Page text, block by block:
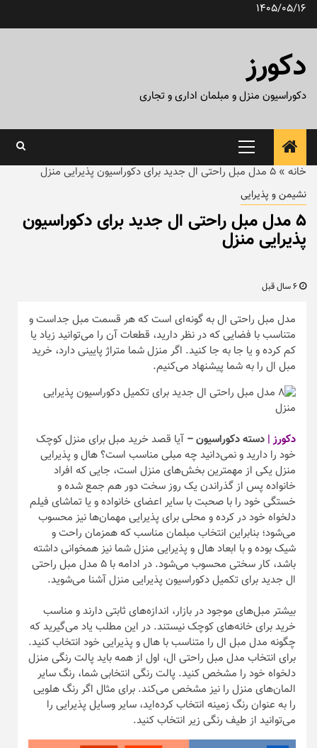
پرش1405/05/16
دکورز
دکوراسیون منزل و مبلمان اداری و تجاری
منوی
اصلی
خانه » ۵ مدل مبل راحتی ال جدید برای دکوراسیون پذیرایی منزل
نشیمن و پذیرایی
۵ مدل مبل راحتی ال جدید برای دکوراسیون
پذیرایی منزل
مدل مبل راحتی ال به گونه‌ای است که هر قسمت مبل جداست و
متناسب با فضایی که در نظر دارید، قطعات آن را می‌توانید زیاد یا
کم کرده و یا جا به جا کنید. اگر منزل شما متراژ پایینی دارد، خرید
مبل ال را به شما پیشنهاد می‌کنیم.
دکورز | دسته دکوراسیون – آیا قصد خرید مبل برای منزل کوچک
خود را دارید و نمی‌دانید چه مبلی مناسب است؟ هال و پذیرایی
منزل یکی از مهمترین بخش‌های منزل است، جایی که افراد
خانواده پس از گذراندن یک روز سخت دور هم جمع شده و
خستگی خود را با صحبت با سایر اعضای خانواده و یا تماشای فیلم
دلخواه خود در کرده و محلی برای پذیرایی مهمان‌ها نیز محسوب
می‌شود؛ بنابراین انتخاب مبلمان مناسب که همزمان راحت و
شیک بوده و با ابعاد هال و پذیرایی منزل شما نیز همخوانی داشته
باشد، کار سختی محسوب می‌شود. در ادامه با ۵ مدل مبل راحتی
ال جدید برای تکمیل دکوراسیون پذیرایی منزل آشنا می‌شوید.
بیشتر مبل‌های موجود در بازار، اندازه‌های ثابتی دارند و مناسب
خرید برای خانه‌های کوچک نیستند. در این مطلب یاد می‌گیرید که
چگونه مدل مبل ال را متناسب با هال و پذیرایی خود انتخاب کنید.
برای انتخاب مدل مبل راحتی ال، اول از همه باید پالت رنگی منزل
دلخواه خود را مشخص کنید. پالت رنگی انتخابی شما، رنگ سایر
المان‌های منزل را نیز مشخص می‌کند. برای مثال اگر رنگ هلویی
را به عنوان رنگ زمینه انتخاب کرده‌اید، سایر وسایل پذیرایی را
می‌توانید از طیف رنگی زیر انتخاب کنید.